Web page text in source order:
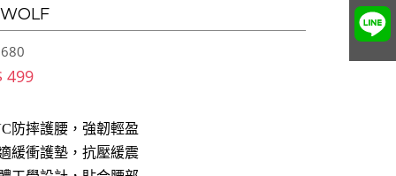
499
防摔護腰，強韌輕盈
緩衝護墊，抗壓緩震